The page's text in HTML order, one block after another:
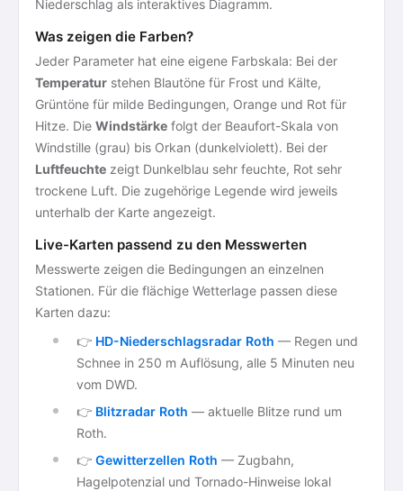
Niederschlag als interaktives Diagramm.
Was zeigen die Farben?
Jeder Parameter hat eine eigene Farbskala: Bei der
Temperatur stehen Blautöne für Frost und Kälte,
Grüntöne für milde Bedingungen, Orange und Rot für
Hitze. Die Windstärke folgt der Beaufort-Skala von
Windstille (grau) bis Orkan (dunkelviolett). Bei der
Luftfeuchte zeigt Dunkelblau sehr feuchte, Rot sehr
trockene Luft. Die zugehörige Legende wird jeweils
unterhalb der Karte angezeigt.
Live-Karten passend zu den Messwerten
Messwerte zeigen die Bedingungen an einzelnen
Stationen. Für die flächige Wetterlage passen diese
Karten dazu:
👉 HD-Niederschlagsradar Roth — Regen und
Schnee in 250 m Auflösung, alle 5 Minuten neu
vom DWD.
👉 Blitzradar Roth — aktuelle Blitze rund um
Roth.
👉 Gewitterzellen Roth — Zugbahn,
Hagelpotenzial und Tornado-Hinweise lokal